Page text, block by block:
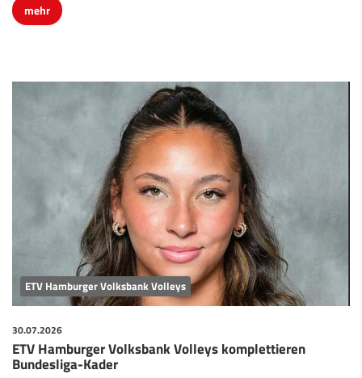
mehr
ETV Hamburger Volksbank Volleys
30.07.2026
ETV Hamburger Volksbank Volleys komplettieren
Bundesliga-Kader